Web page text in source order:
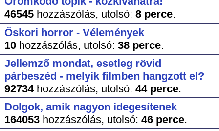
46545hozzászólás, utolsó: 8 perce.
Őskori horror - Vélemények
10hozzászólás, utolsó: 38 perce.
Jellemző mondat, esetleg rövid
párbeszéd - melyik filmben hangzott el?
92734hozzászólás, utolsó: 44 perce.
Dolgok, amik nagyon idegesítenek
164053hozzászólás, utolsó: 46 perce.